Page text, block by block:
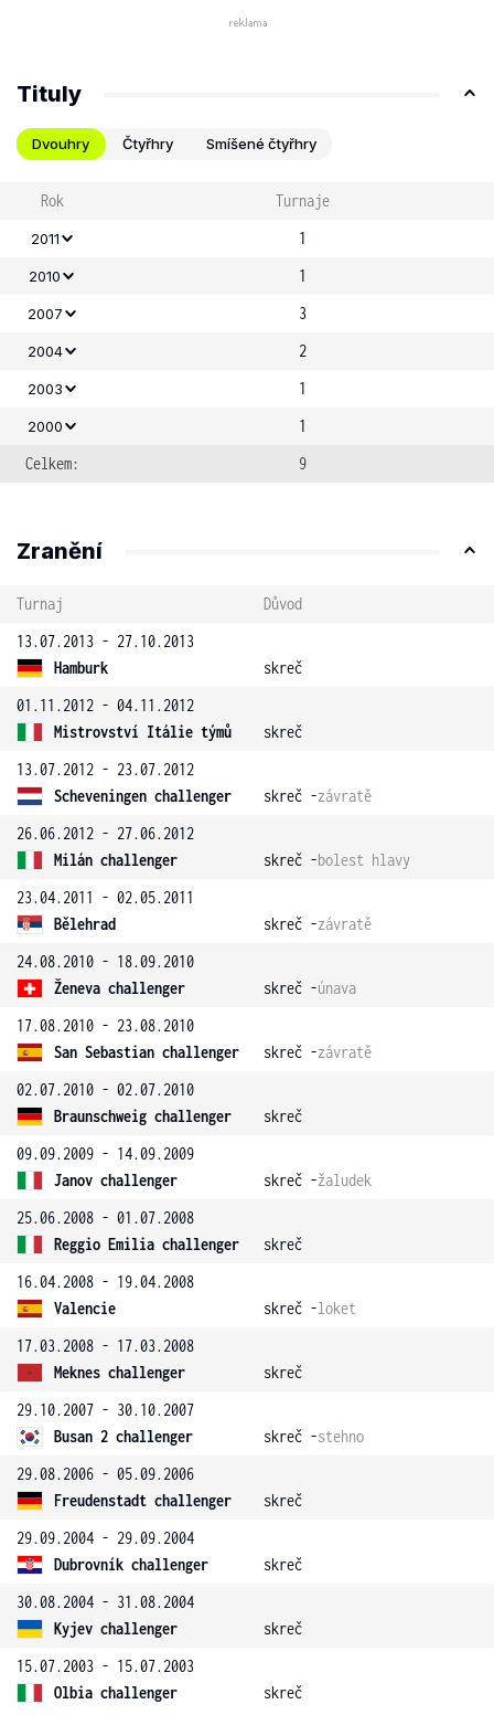
Tituly
Dvouhry Čtyřhry Smíšené čtyřhry
Rok Turnaje
2011 1
2010 1
2007 3
2004 2
2003 1
2000
1
Celkem:
9
Zranění
Turnaj
Důvod
13.07.2013 - 27.10.2013
Hamburk
skreč
01.11.2012 - 04.11.2012
Mistrovství Itálie týmů
skreč
13.07.2012 - 23.07.2012
Scheveningen challenger
skreč -závratě
26.06.2012 - 27.06.2012
Milán challenger
skreč -bolest hlavy
23.04.2011 - 02.05.2011
Bělehrad
skreč -závratě
24.08.2010 - 18.09.2010
Ženeva challenger
skreč -únava
17.08.2010 - 23.08.2010
San Sebastian challenger
skreč -závratě
02.07.2010 - 02.07.2010
Braunschweig challenger
skreč
09.09.2009 - 14.09.2009
Janov challenger
skreč -žaludek
25.06.2008 - 01.07.2008
Reggio Emilia challenger
skreč
16.04.2008 - 19.04.2008
Valencie
skreč -loket
17.03.2008 - 17.03.2008
Meknes challenger
skreč
29.10.2007 - 30.10.2007
Busan 2 challenger
skreč -stehno
29.08.2006 - 05.09.2006
Freudenstadt challenger
skreč
29.09.2004 - 29.09.2004
Dubrovník challenger
skreč
30.08.2004 - 31.08.2004
Kyjev challenger
skreč
15.07.2003 - 15.07.2003
Olbia challenger
skreč